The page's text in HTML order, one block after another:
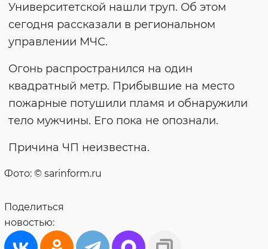
Университетской нашли труп. Об этом
сегодня рассказали в региональном
управлении МЧС.
Огонь распространился на один
квадратный метр. Прибывшие на место
пожарные потушили пламя и обнаружили
тело мужчины. Его пока не опознали.
Причина ЧП неизвестна.
Фото: © sarinform.ru
Поделиться
новостью: